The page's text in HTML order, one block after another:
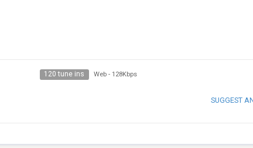
120 tune ins Web - 128Kbps
SUGGEST